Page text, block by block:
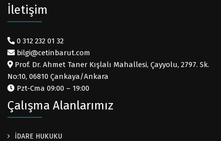
İletişim
0 312 232 01 32
bilgi@cetinbarut.com
Prof. Dr. Ahmet Taner Kışlalı Mahallesi, Çayyolu, 2797. Sk.
No:10, 06810 Çankaya/Ankara
Pzt-Cma 09:00 – 19:00
Çalışma Alanlarımız
İDARE HUKUKU